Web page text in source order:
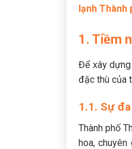
lạnh Thành
1. Tiềm
Để xây dựng
đặc thù của
1.1. Sự
Thành phố
hoa,